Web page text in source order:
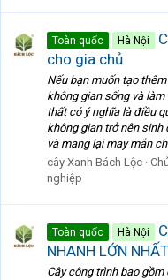
Toàn quốc Hà Nội
cho gia chủ
Nếu bạn muốn tạo
không gian sống và
thất có ý nghĩa là điều
không gian trở nên
và mang lại may mắn
cây Xanh Bách Lộc
nghiệp
Toàn quốc Hà Nội
NHANH LỚN NHẤT
Cây công trình bao